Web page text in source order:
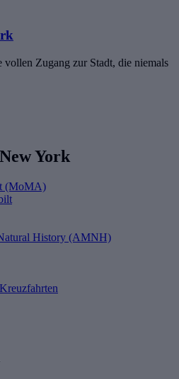
vollen Zugang zur Stadt, die niemals
York
(MoMA)
History (AMNH)